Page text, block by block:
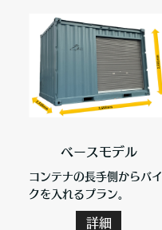
ベースモデル
コンテナの長手側からバイ
クを入れるプラン。
詳細